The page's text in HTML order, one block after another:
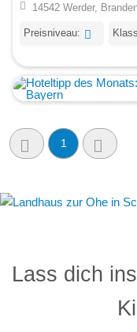
14542 Werder,
Preisniveau:
1
Lass dich